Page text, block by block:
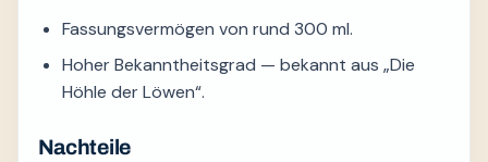
Fassungsvermögen von rund 300 ml.
Hoher Bekanntheitsgrad — bekannt aus „Die
Höhle der Löwen“.
Nachteile